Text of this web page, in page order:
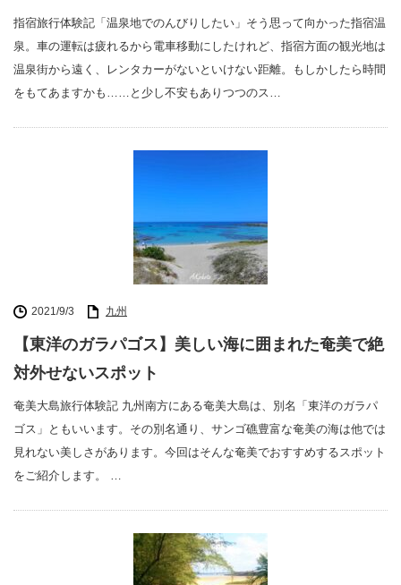
指宿旅行体験記「温泉地でのんびりしたい」そう思って向かった指宿温
泉。車の運転は疲れるから電車移動にしたけれど、指宿方面の観光地は
温泉街から遠く、レンタカーがないといけない距離。もしかしたら時間
をもてあますかも……と少し不安もありつつのス…
2021/9/3 九州
【東洋のガラパゴス】美しい海に囲まれた奄美で絶
対外せないスポット
奄美大島旅行体験記 九州南方にある奄美大島は、別名「東洋のガラパ
ゴス」ともいいます。その別名通り、サンゴ礁豊富な奄美の海は他では
見れない美しさがあります。今回はそんな奄美でおすすめするスポット
をご紹介します。 …